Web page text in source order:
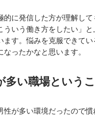
に発信した方が理解して
ういう働き方をしたい」
ます。悩みを克服できて
ったかなと思います。
い職場という
が多い環境だったので慣